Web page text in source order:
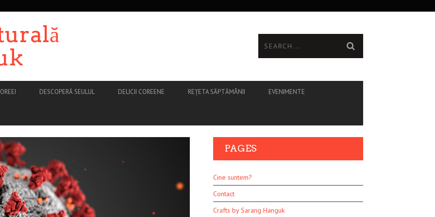
DESCOPERĂ SEULUL DELICII COREENE REȚETA SĂPTĂMÂNII EVENIMENTE
PAGES
Cine suntem?
Contact
Crafts by Sarang Hanguk